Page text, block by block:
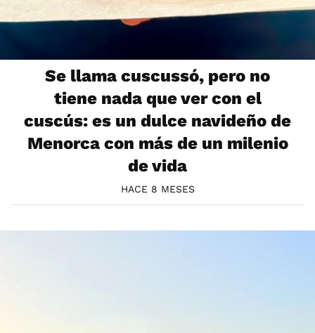
Se llama cuscussó, pero no
tiene nada que ver con el
cuscús: es un dulce navideño de
Menorca con más de un milenio
de vida
HACE 8 MESES